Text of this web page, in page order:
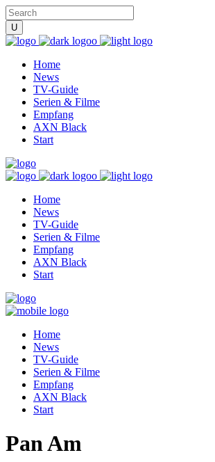
Home
News
TV-Guide
Serien & Filme
Empfang
AXN Black
Start
Home
News
TV-Guide
Serien & Filme
Empfang
AXN Black
Start
Home
News
TV-Guide
Serien & Filme
Empfang
AXN Black
Start
Pan Am